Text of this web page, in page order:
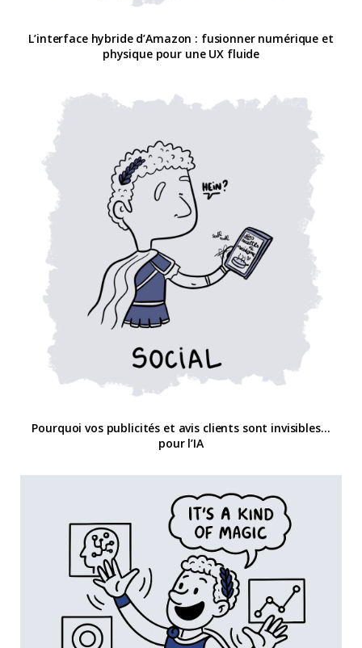
L’interface hybride d’Amazon : fusionner numérique et
physique pour une UX fluide
Pourquoi vos publicités et avis clients sont invisibles…
pour l’IA